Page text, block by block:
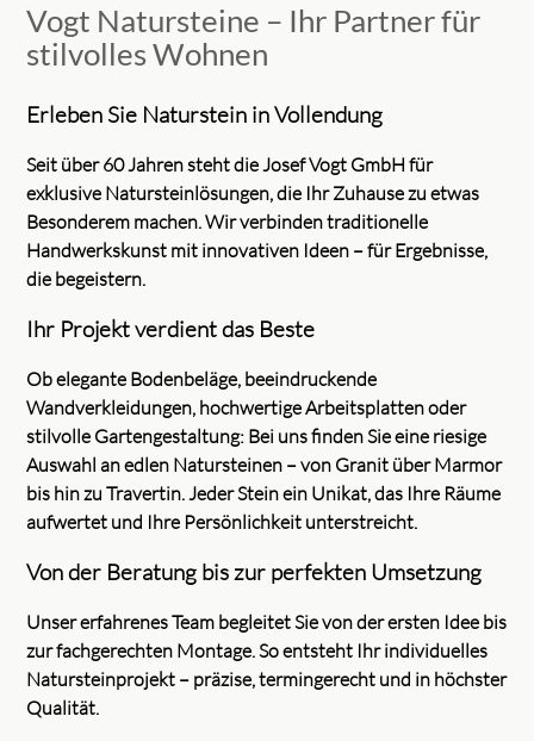
Vogt Natursteine – Ihr Partner für
stilvolles Wohnen
Erleben Sie Naturstein in Vollendung
Seit über 60 Jahren steht die Josef Vogt GmbH für
exklusive Natursteinlösungen, die Ihr Zuhause zu etwas
Besonderem machen. Wir verbinden traditionelle
Handwerkskunst mit innovativen Ideen – für Ergebnisse,
die begeistern.
Ihr Projekt verdient das Beste
Ob elegante Bodenbeläge, beeindruckende
Wandverkleidungen, hochwertige Arbeitsplatten oder
stilvolle Gartengestaltung: Bei uns finden Sie eine riesige
Auswahl an edlen Natursteinen – von Granit über Marmor
bis hin zu Travertin. Jeder Stein ein Unikat, das Ihre Räume
aufwertet und Ihre Persönlichkeit unterstreicht.
Von der Beratung bis zur perfekten Umsetzung
Unser erfahrenes Team begleitet Sie von der ersten Idee bis
zur fachgerechten Montage. So entsteht Ihr individuelles
Natursteinprojekt – präzise, termingerecht und in höchster
Qualität.